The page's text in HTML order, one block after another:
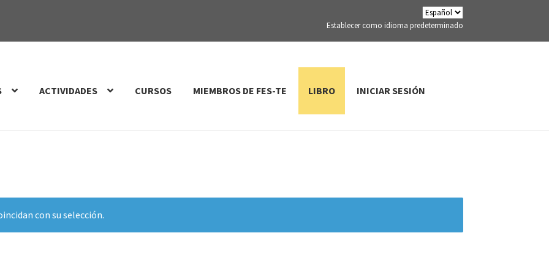
Establecer como idioma predeterminado
ACTIVIDADES CURSOS MIEMBROS DE FES-TE LIBRO INICIAR SESIÓN
con su selección.